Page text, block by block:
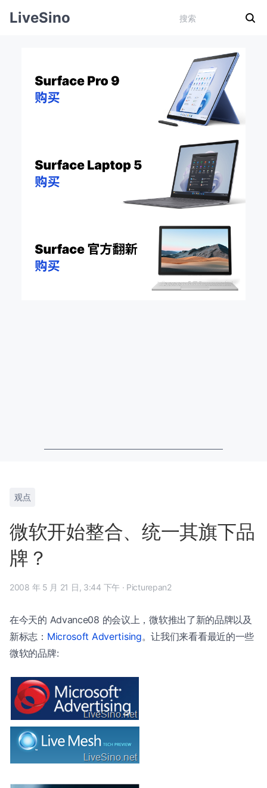
LiveSino
观点
微软开始整合、统一其旗下品
牌？
2008 年 5 月 21 日, 3:44 下午 · Picturepan2
在今天的 Advance08 的会议上，微软推出了新的品牌以及
新标志： Microsoft Advertising。让我们来看看最近的一些
微软的品牌: